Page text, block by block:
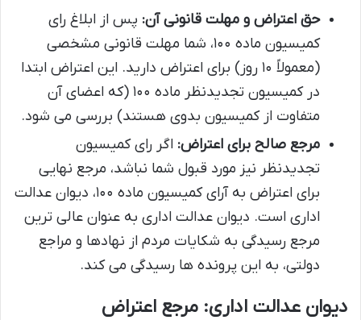
حق اعتراض و مهلت قانونی آن: پس از ابلاغ رای
کمیسیون ماده ۱۰۰، شما مهلت قانونی مشخصی
(معمولاً ۱۰ روز) برای اعتراض دارید. این اعتراض ابتدا
در کمیسیون تجدیدنظر ماده ۱۰۰ (که اعضای آن
متفاوت از کمیسیون بدوی هستند) بررسی می شود.
مرجع صالح برای اعتراض: اگر رای کمیسیون
تجدیدنظر نیز مورد قبول شما نباشد، مرجع نهایی
برای اعتراض به آرای کمیسیون ماده ۱۰۰، دیوان عدالت
اداری است. دیوان عدالت اداری به عنوان عالی ترین
مرجع رسیدگی به شکایات مردم از نهادها و مراجع
دولتی، به این پرونده ها رسیدگی می کند.
دیوان عدالت اداری: مرجع اعتراض